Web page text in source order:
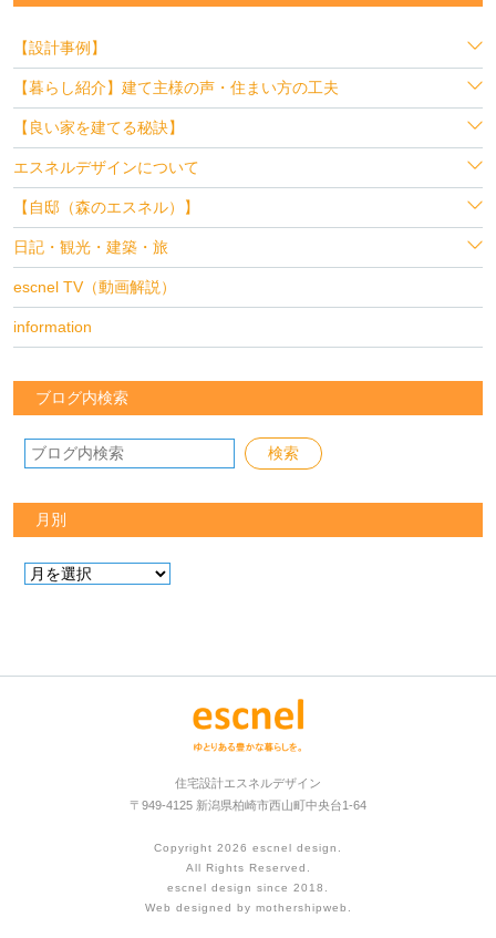
【設計事例】
【暮らし紹介】建て主様の声・住まい方の工夫
【良い家を建てる秘訣】
エスネルデザインについて
【自邸（森のエスネル）】
日記・観光・建築・旅
escnel TV（動画解説）
information
ブログ内検索
月別
住宅設計エスネルデザイン
〒949-4125 新潟県柏崎市西山町中央台1-64
Copyright 2026 escnel design
All Rights Reserved.
escnel design since 2018.
Web designed by mothershipweb